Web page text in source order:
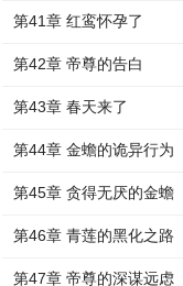
第41章 红鸾怀孕了
第42章 帝尊的告白
第43章 春天来了
第44章 金蟾的诡异行为
第45章 贪得无厌的金蟾
第46章 青莲的黑化之路
第47章 帝尊的深谋远虑